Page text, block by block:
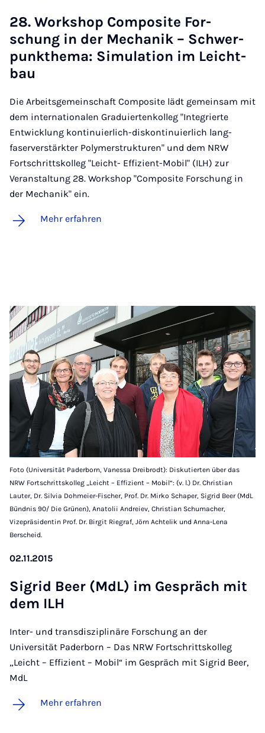
28. Work­shop Com­po­si­te For­
schung in der Me­cha­nik – Schwer­
punkt­he­ma: Si­mu­la­ti­on im Leicht­
bau
Die Arbeitsgemeinschaft Composite lädt gemeinsam mit
dem internationalen Graduiertenkolleg "Integrierte
Entwicklung kontinuierlich-diskontinuierlich lang-
faserverstärkter Polymerstrukturen" und dem NRW
Fortschrittskolleg "Leicht- Effizient-Mobil" (ILH) zur
Veranstaltung 28. Workshop "Composite Forschung in
der Mechanik" ein.
Mehr erfahren
Foto (Universität Paderborn, Vanessa Dreibrodt): Diskutierten über das
NRW Fortschrittskolleg „Leicht – Effizient – Mobil“: (v. l.) Dr. Christian
Lauter, Dr. Silvia Dohmeier-Fischer, Prof. Dr. Mirko Schaper, Sigrid Beer (MdL
Bündnis 90/ Die Grünen), Anatolii Andreiev, Christian Schumacher,
Vizepräsidentin Prof. Dr. Birgit Riegraf, Jörn Achtelik und Anna-Lena
Berscheid.
02.11.2015
Sig­rid Beer (MdL) im Ge­spräch mit
dem ILH
Inter- und transdisziplinäre Forschung an der
Universität Paderborn – Das NRW Fortschrittskolleg
„Leicht – Effizient – Mobil“ im Gespräch mit Sigrid Beer,
MdL
Mehr erfahren